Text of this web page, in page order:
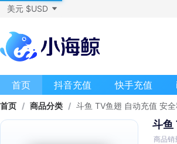
美元 $USD
首页 抖音充值 快手充值
首页 / 商品分类 / 斗鱼 TV鱼翅 自动充值 安
斗鱼
商品销